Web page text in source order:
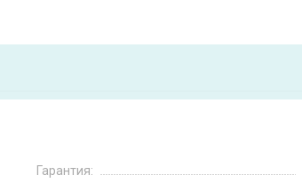
Гарантия: